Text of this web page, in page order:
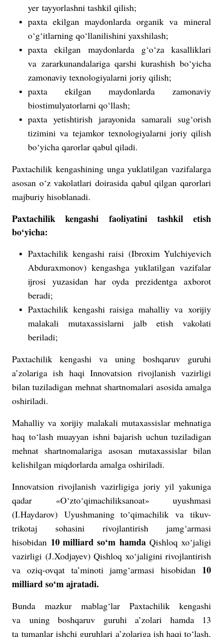
yer tayyorlashni tashkil qilish;
paxta ekilgan maydonlarda organik va mineral
o‘g‘itlarning qo‘llanilishini yaxshilash;
paxta ekilgan maydonlarda g‘o‘za kasalliklari
va zararkunandalariga qarshi kurashish bo‘yicha
zamonaviy texnologiyalarni joriy qilish;
paxta ekilgan maydonlarda zamonaviy
biostimulyatorlarni qo‘llash;
paxta yetishtirish jarayonida samarali sug‘orish
tizimini va tejamkor texnologiyalarni joriy qilish
bo‘yicha qarorlar qabul qiladi.
Paxtachilik kengashining unga yuklatilgan vazifalarga
asosan o‘z vakolatlari doirasida qabul qilgan qarorlari
majburiy hisoblanadi.
Paxtachilik kengashi faoliyatini tashkil etish
bo‘yicha:
Paxtachilik kengashi raisi (Ibroxim Yulchiyevich
Abduraxmonov) kengashga yuklatilgan vazifalar
ijrosi yuzasidan har oyda prezidentga axborot
beradi;
Paxtachilik kengashi raisiga mahalliy va xorijiy
malakali mutaxassislarni jalb etish vakolati
beriladi;
Paxtachilik kengashi va uning boshqaruv guruhi
a’zolariga ish haqi Innovatsion rivojlanish vazirligi
bilan tuziladigan mehnat shartnomalari asosida amalga
oshiriladi.
Mahalliy va xorijiy malakali mutaxassislar mehnatiga
haq to‘lash muayyan ishni bajarish uchun tuziladigan
mehnat shartnomalariga asosan mutaxassislar bilan
kelishilgan miqdorlarda amalga oshiriladi.
Innovatsion rivojlanish vazirligiga joriy yil yakuniga
qadar «O‘zto‘qimachiliksanoat» uyushmasi
(I.Haydarov) Uyushmaning to‘qimachilik va tikuv-
trikotaj sohasini rivojlantirish jamg‘armasi
hisobidan 10 milliard so‘m hamdaQishloq xo‘jaligi
vazirligi (J.Xodjayev) Qishloq xo‘jaligini rivojlantirish
va oziq-ovqat ta’minoti jamg‘armasi hisobidan 10
milliard so‘m ajratadi.
Bunda mazkur mablag‘lar Paxtachilik kengashi
va uning boshqaruv guruhi a’zolari hamda 13
ta tumanlar ishchi guruhlari a’zolariga ish haqi to‘lash,